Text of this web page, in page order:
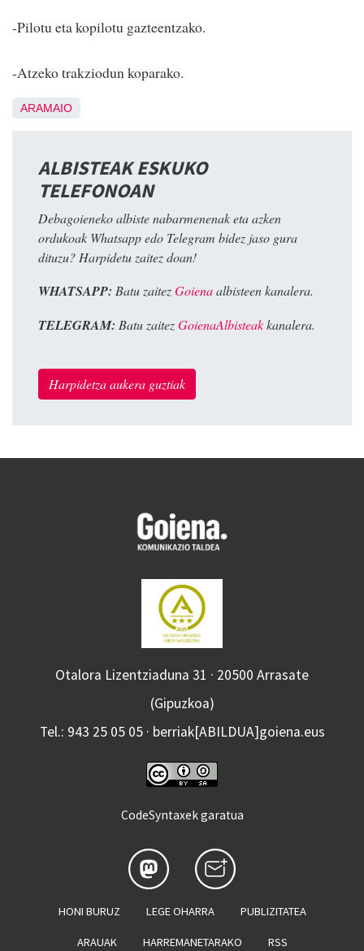
-Pilotu eta kopilotu gazteentzako.
-Atzeko trakziodun koparako.
ARAMAIO
ALBISTEAK ESKUKO
TELEFONOAN
Debagoieneko albiste nabarmenenak eta azken
ordukoak Whatsapp edo Telegram bidez jaso gura
dituzu? Harpidetu zaitez doan!
WHATSAPP: Batu zaitezGoienaalbisteen kanalera.
TELEGRAM: Batu zaitezGoienaAlbisteakkanalera.
Harpidetza aukera guztiak
Otalora Lizentziaduna 31 · 20500 Arrasate
(Gipuzkoa)
Tel.: 943 25 05 05 · berriak[ABILDUA]goiena.eus
CodeSyntaxek garatua
HONI BURUZ LEGE OHARRA PUBLIZITATEA
ARAUAK HARREMANETARAKO RSS